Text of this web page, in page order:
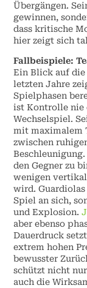
Übergängen.
gewinnen,
dass kritische
hier zeigt sich
Fallbeispiele:
Ein Blick auf
letzten Jahre
Spielphasen
ist Kontrolle nie
Wechselspiel.
mit maximalem
zwischen
den Gegner zu
wenigen
wird.
Spiel an sich,
und Explosion.
aber ebenso
Dauerdruck
extrem hohen
bewusster
schützt nicht
auch die